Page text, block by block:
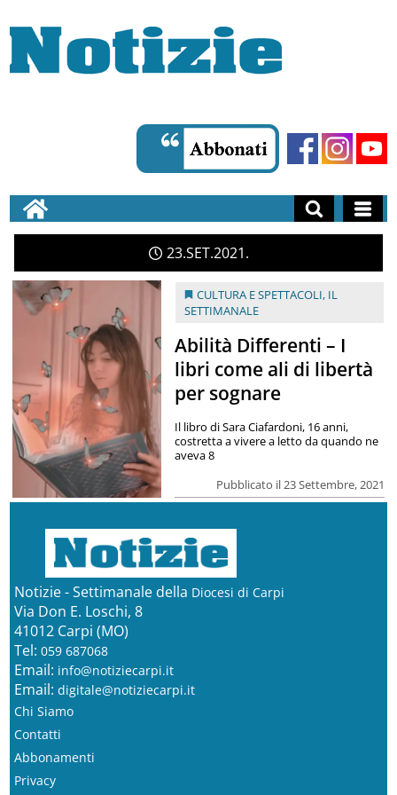
23 SET 2021
CULTURA E SPETTACOLI, IL
SETTIMANALE
Abilità Differenti – I
libri come ali di libertà
per sognare
Pubblicato il 23 Settembre, 2021
Il libro di Sara Ciafardoni, 16 anni,
costretta a vivere a letto da quando ne
aveva 8
Notizie - Settimanale della Diocesi di Carpi
Via Don E. Loschi, 8
41012 Carpi (MO)
Tel: 059 687068
Email: info@notiziecarpi.it
Email: digitale@notiziecarpi.it
Chi Siamo
Contatti
Abbonamenti
Privacy